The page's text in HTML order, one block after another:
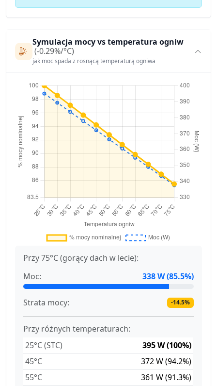
Symulacja mocy vs temperatura ogniw
(-0.29%/°C)
jak moc spada z rosnącą temperaturą ogniwa
Przy 75°C (gorący dach w lecie):
Moc:
338 W (85.5%)
Strata mocy: -14.5%
Przy różnych temperaturach:
25°C (STC)
395 W (100%)
45°C
372 W (94.2%)
55°C
361 W (91.3%)